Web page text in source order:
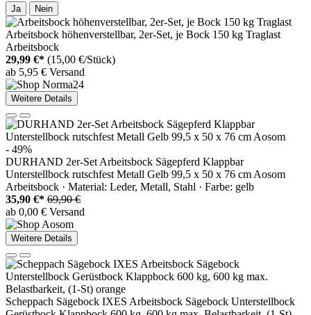
Ja Nein
Arbeitsbock höhenverstellbar, 2er-Set, je Bock 150 kg Traglast
Arbeitsbock
29,99 €* (15,00 €/Stück)
ab 5,95 € Versand
Weitere Details
- 49%
DURHAND 2er-Set Arbeitsbock Sägepferd Klappbar
Unterstellbock rutschfest Metall Gelb 99,5 x 50 x 76 cm Aosom
Arbeitsbock · Material: Leder, Metall, Stahl · Farbe: gelb
35,90 €* 69,90 €
ab 0,00 € Versand
Weitere Details
Scheppach Sägebock IXES Arbeitsbock Sägebock Unterstellbock